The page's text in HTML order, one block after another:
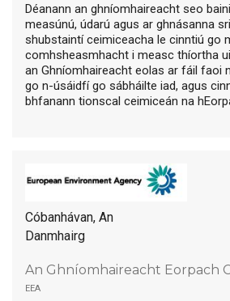
Déanann an ghníomhaireacht seo
measúnú, údarú agus ar ghnásanna
shubstaintí ceimiceacha le cinntiú go
comhsheasmhacht i measc thíortha
an Ghníomhaireacht eolas ar fáil faoi
go n-úsáidfí go sábháilte iad, agus
bhfanann tionscal ceimiceán na
Cóbanhávan, An
Danmhairg
An Ghníomhaireacht Eorpach
eea